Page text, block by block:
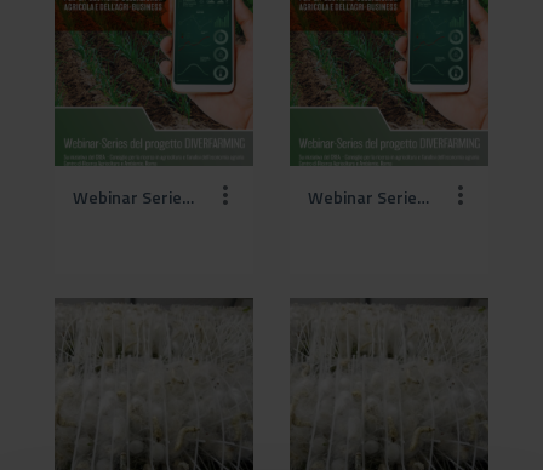
Webinar Series DIVERFARMING-1 (2).png Webinar Series DIVERFARMING-1.png